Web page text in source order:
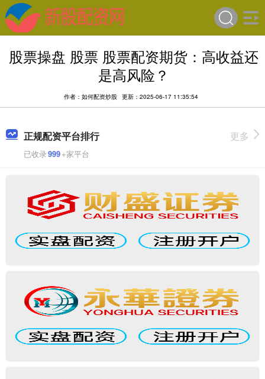
股票操盘 股票 股票配资期货：高收益还
是高风险？
作者：如何配资炒股 更新：2025-06-17 11:35:54
正规配资平台排行
已收录999+家平台
更多